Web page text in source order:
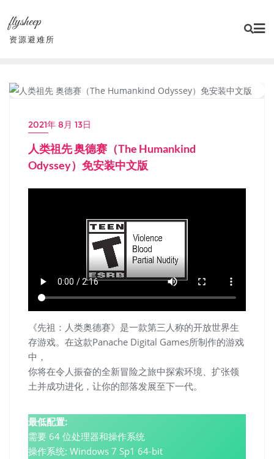
content
flysheep
资源避难所
2021年 8月 13日
人类祖先 奥德赛（The Humankind
Odyssey）免安装中文版
《先祖：人类奥德赛》是一款第三人称的开放世界生
存游戏。在这款Panache Digital Games所制作的游戏
中，
你将在令人振奋的全新冒险之旅中探索环境、扩张领
土并成功进化，让你的部落发展至下一代。
最低配置:
需要 64 位处理器和操作系统
操作系统: Windows 7 Sp1 64-bit